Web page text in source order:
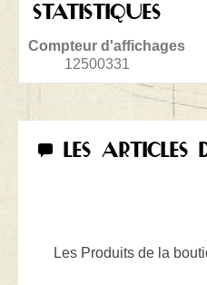
STATISTIQUES
Compteur d'affichages
12500331
LES
Les Produits de la